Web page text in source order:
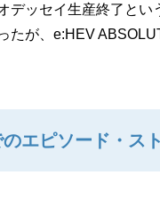
デッセイ生産終了と
たが、e:HEV
エピソード・ス